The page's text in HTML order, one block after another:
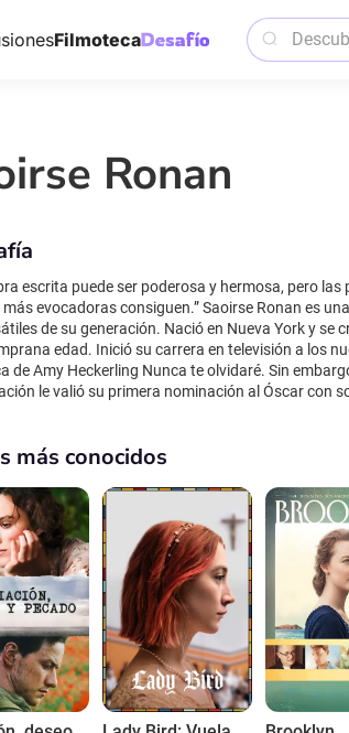
Filmoteca
Ronan
escrita puede ser poderosa y hermosa, pero
evocadoras consiguen.” Saoirse Ronan es
de su generación. Nació en Nueva York y
edad. Inició su carrera en televisión a los
de Amy Heckerling Nunca te olvidaré. Sin
le valió su primera nominación al Óscar con
(2024), donde interpretó a una joven en
de la crítica. En 2025
en el cine de autor. A lo largo de su
complejos y emocionalmente desafiantes, y
más conocidos